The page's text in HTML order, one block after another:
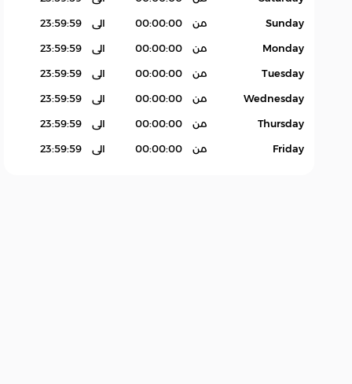
Sunday من 00:00:00 الى 23:59:59
Monday من 00:00:00 الى 23:59:59
Tuesday من 00:00:00 الى 23:59:59
Wednesday من 00:00:00 الى 23:59:59
Thursday من 00:00:00 الى 23:59:59
Friday من 00:00:00 الى 23:59:59